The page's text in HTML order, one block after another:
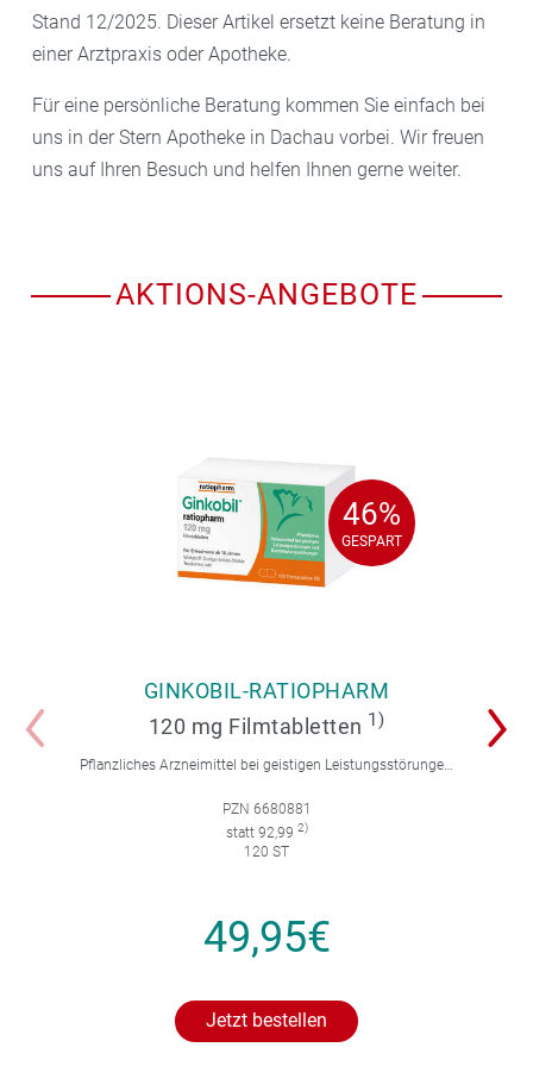
Stand 12/2025. Dieser Artikel ersetzt keine Beratung in
einer Arztpraxis oder Apotheke.
Für eine persönliche Beratung kommen Sie einfach bei
uns in der Stern Apotheke in Dachau vorbei. Wir freuen
uns auf Ihren Besuch und helfen Ihnen gerne weiter.
AKTIONS-ANGEBOTE
46%
GESPART
46%
GESPART
GINKOBIL-RATIOPHARM
120 mg Filmtabletten 1)
Pflanzliches Arzneimittel bei geistigen Leistungsstörungen und Durchblutungsstörungen.
PZN 6680881
statt 92,99 2)
120 ST
49,95€
Jetzt bestellen